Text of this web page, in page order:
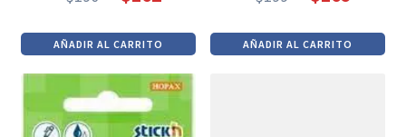
precio
original
era:
$190.
precio
actual
es:
$162.
AÑADIR AL CARRITO
precio
original
precio
actual
AÑADIR AL CARRITO